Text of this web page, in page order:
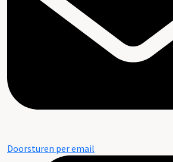
Doorsturen per email